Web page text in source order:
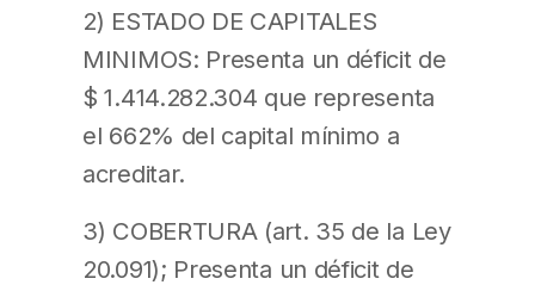
2) ESTADO DE CAPITALES
MINIMOS: Presenta un déficit de
$ 1.414.282.304 que representa
el 662% del capital mínimo a
acreditar.
3) COBERTURA (art. 35 de la Ley
20.091); Presenta un déficit de